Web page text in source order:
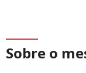
Sobre o